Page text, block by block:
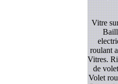
Vitre
roulant
Vitres.
de
Volet